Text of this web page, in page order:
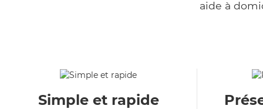
aide à
Simple et rapide